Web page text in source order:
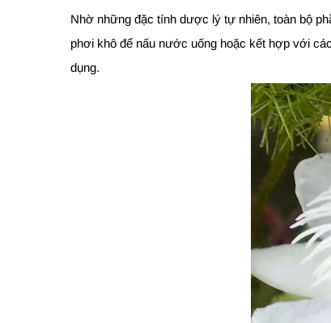
Nhờ những đặc tính dược lý tự nhiên, toàn bộ
phơi khô để nấu nước uống hoặc kết hợp với
dụng.